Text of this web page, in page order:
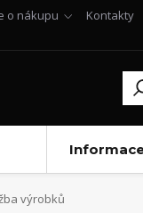
o nákupu Kontakty
výrobků